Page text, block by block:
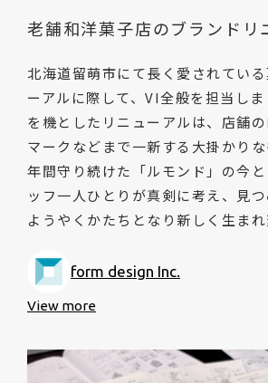
老舗和洋菓子店のブランドリ
北海道留萌市にて長く愛されてい
ーアルに際して、VI全般を担当し
を機としたリニューアルは、店舗
マークなどまで一新する大掛かり
年間守り続けた「ルモンド」の今
ッフ一人ひとりが真剣に考え、見
ようやくかたちとなり新しく生まれ
form design Inc.
View more